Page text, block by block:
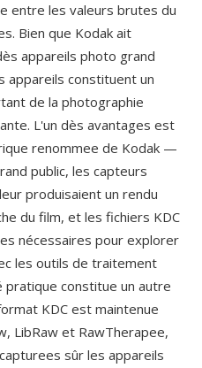
entre les valeurs brutes du
Bien que Kodak ait
appareils photo grand
appareils constituent un
de la photographie
L'un dès avantages est
renommee de Kodak —
public, les capteurs
produisaient un rendu
du film, et les fichiers KDC
nécessaires pour explorer
les outils de traitement
pratique constitue un autre
KDC est maintenue
LibRaw et RawTherapee,
sûr les appareils